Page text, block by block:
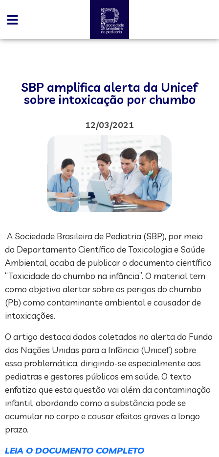
SBP amplifica alerta da Unicef
sobre intoxicação por chumbo
12/03/2021
A Sociedade Brasileira de Pediatria (SBP), por meio
do Departamento Científico de Toxicologia e Saúde
Ambiental, acaba de publicar o documento científico
“Toxicidade do chumbo na infância”. O material tem
como objetivo alertar sobre os perigos do chumbo
(Pb) como contaminante ambiental e causador de
intoxicações.
O artigo destaca dados coletados no alerta do Fundo
das Nações Unidas para a Infância (Unicef) sobre
essa problemática, dirigindo-se especialmente aos
pediatras e gestores públicos em saúde. O texto
enfatiza que esta questão vai além da contaminação
infantil, abordando como a substância pode se
acumular no corpo e causar efeitos graves a longo
prazo.
LEIA O DOCUMENTO COMPLETO